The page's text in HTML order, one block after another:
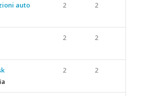
auto 2 2
2 2
2 2